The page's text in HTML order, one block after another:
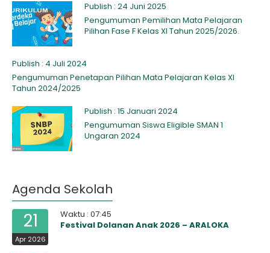
Publish : 24 Juni 2025
Pengumuman Pemilihan Mata Pelajaran
Pilihan Fase F Kelas XI Tahun 2025/2026.
Publish : 4 Juli 2024
Pengumuman Penetapan Pilihan Mata Pelajaran Kelas XI
Tahun 2024/2025
Publish : 15 Januari 2024
Pengumuman Siswa Eligible SMAN 1
Ungaran 2024
Agenda Sekolah
21
Apr 2026
Waktu : 07:45
Festival Dolanan Anak 2026 – ARALOKA